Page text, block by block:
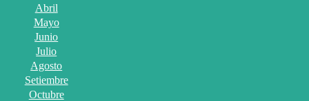
Abril
Mayo
Junio
Julio
Agosto
Setiembre
Octubre